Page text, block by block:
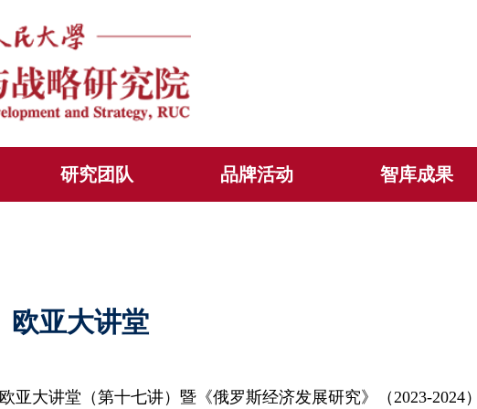
研究团队 品牌活动 智库成果
欧亚大讲堂
欧亚大讲堂（第十七讲）暨《俄罗斯经济发展研究》（2023-2024